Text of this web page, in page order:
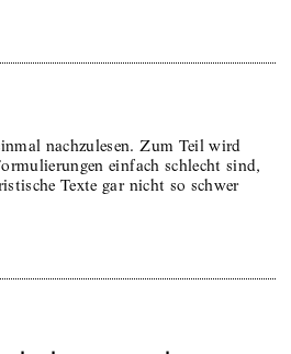
nachzulesen. Zum Teil wird
einfach schlecht sind,
Texte gar nicht so schwer